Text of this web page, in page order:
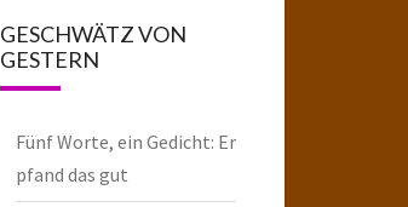
GESCHWÄTZ VON
GESTERN
Fünf Worte, ein Gedicht: Er
pfand das gut